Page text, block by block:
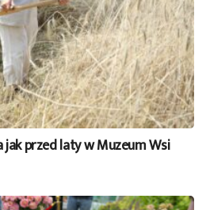
jak przed laty w Muzeum Wsi